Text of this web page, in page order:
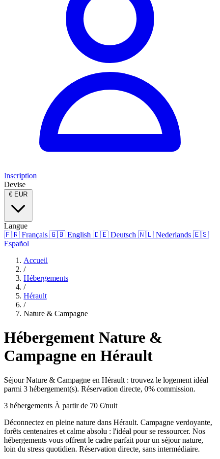
Inscription
Devise
€ EUR
Langue
🇫🇷 Français 🇬🇧 English 🇩🇪 Deutsch 🇳🇱 Nederlands 🇪🇸
Español
Accueil
/
Hébergements
/
Hérault
/
Nature & Campagne
Hébergement Nature &
Campagne en Hérault
Séjour Nature & Campagne en Hérault : trouvez le logement idéal
parmi 3 hébergement(s). Réservation directe, 0% commission.
3 hébergements À partir de 70 €/nuit
Déconnectez en pleine nature dans Hérault. Campagne verdoyante,
forêts centenaires et calme absolu : l'idéal pour se ressourcer. Nos
hébergements vous offrent le cadre parfait pour un séjour nature,
loin du stress quotidien. Réservation directe, sans intermédiaire.